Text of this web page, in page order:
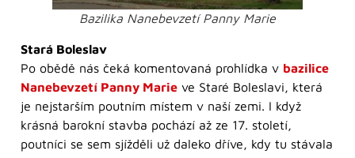
Bazilika Nanebevzetí Panny Marie
Stará Boleslav
Po obědě nás čeká komentovaná prohlídka v bazilice
Nanebevzetí Panny Marie ve Staré Boleslavi, která
je nejstarším poutním místem v naší zemi. I když
krásná barokní stavba pochází až ze 17. století,
poutníci se sem sjížděli už daleko dříve, kdy tu stávala